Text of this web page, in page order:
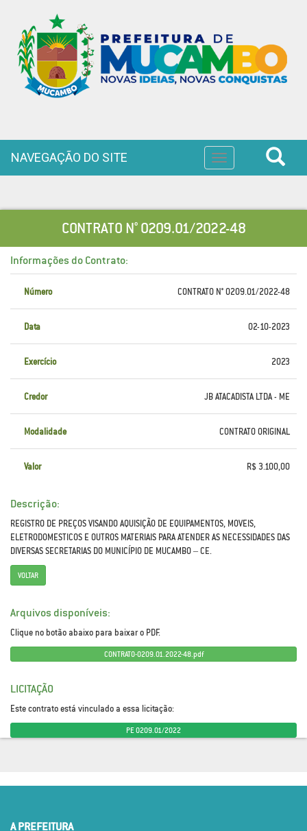
Toggle
navigation
NAVEGAÇÃO DO SITE
CONTRATO N° 0209.01/2022-48
Informações do Contrato:
Número CONTRATO N° 0209.01/2022-48
Data 02-10-2023
Exercício 2023
Credor JB ATACADISTA LTDA - ME
Modalidade CONTRATO ORIGINAL
Valor R$ 3.100,00
Descrição:
REGISTRO DE PREÇOS VISANDO AQUISIÇÃO DE EQUIPAMENTOS, MOVEIS,
ELETRODOMESTICOS E OUTROS MATERIAIS PARA ATENDER AS NECESSIDADES DAS
DIVERSAS SECRETARIAS DO MUNICÍPIO DE MUCAMBO – CE.
VOLTAR
Arquivos disponíveis:
Clique no botão abaixo para baixar o PDF.
CONTRATO-0209.01.2022-48.pdf
LICITAÇÃO
Este contrato está vinculado a essa licitação:
PE 0209.01/2022
A PREFEITURA